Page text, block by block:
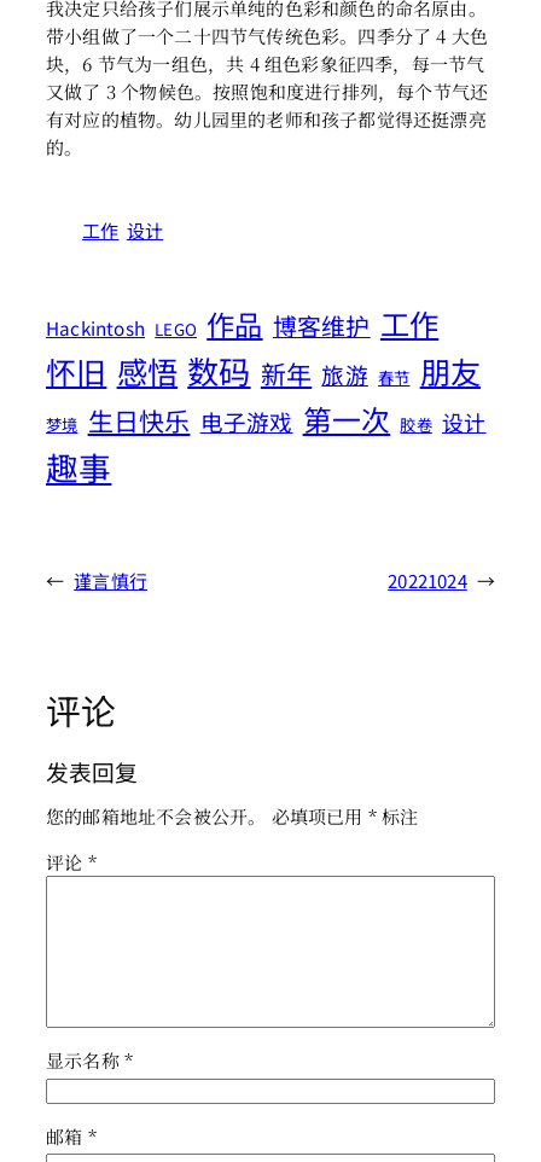
我决定只给孩子们展示单纯的色彩和颜色的命名原由。
带小组做了一个二十四节气传统色彩。四季分了 4 大色
块，6 节气为一组色，共 4 组色彩象征四季，每一节气
又做了 3 个物候色。按照饱和度进行排列，每个节气还
有对应的植物。幼儿园里的老师和孩子都觉得还挺漂亮
的。
工作 设计
Hackintosh LEGO 作品 博客维护 工作
怀旧 感悟 数码 新年 旅游 春节 朋友
梦境 生日快乐 电子游戏 第一次 胶卷 设计
趣事
← 谨言慎行 20221024 →
评论
发表回复
您的邮箱地址不会被公开。 必填项已用 *标注
评论 *
显示名称*
邮箱 *